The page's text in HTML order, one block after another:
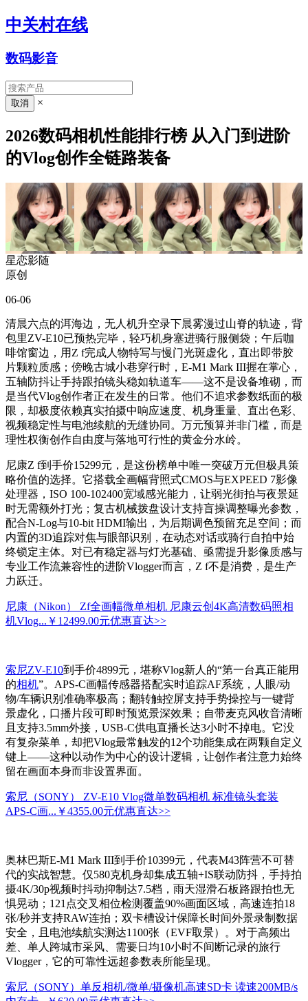
中关村在线
数码影音
×
2026数码相机性能排行榜 从入门到进阶
的Vlog创作全链路装备
星恋影随
原创
06-06
清晨六点的洱海边，无人机升空录下晨雾漫过山脊的轨迹，背
包里ZV-E10已预热完毕，轻巧机身塞进骑行服侧袋；午后咖
啡馆窗边，用Z f完成人物特写与慢门光斑虚化，直出即带胶
片颗粒质感；傍晚古城小巷穿行时，E-M1 Mark III握在掌心，
五轴防抖让手持跟拍镜头稳如轨道车——这不是设备堆砌，而
是当代Vlog创作者正在发生的日常。他们不追求参数纸面的极
限，却极度依赖真实拍摄中响应速度、机身重量、直出色彩、
视频稳定性与电池续航的无缝协同。万元预算并非门槛，而是
理性权衡创作自由度与落地可行性的黄金分水岭。
尼康Z f到手价15299元，是这份榜单中唯一突破万元但极具策
略价值的选择。它搭载全画幅背照式CMOS与EXPEED 7影像
处理器，ISO 100-102400宽域感光能力，让弱光街拍与夜景延
时无需额外打光；复古机械拨盘设计支持盲操调整曝光参数，
配合N-Log与10-bit HDMI输出，为后期调色预留充足空间；而
内置的3D追踪对焦与眼部识别，在动态对话或骑行自拍中始
终锁定主体。对已有稳定器与灯光基础、亟需提升影像质感与
专业工作流兼容性的进阶Vlogger而言，Z f不是消费，是生产
力跃迁。
尼康（Nikon） Zf全画幅微单相机 尼康云创4K高清数码照相
机Vlog... ￥12499.00元优惠直达>>
索尼ZV-E10到手价4899元，堪称Vlog新人的“第一台真正能用
的相机”。APS-C画幅传感器搭配实时追踪AF系统，人眼/动
物/车辆识别准确率极高；翻转触控屏支持手势操控与一键背
景虚化，口播片段可即时预览景深效果；自带麦克风收音清晰
且支持3.5mm外接，USB-C供电直播长达3小时不掉电。它没
有复杂菜单，却把Vlog最常触发的12个功能集成在两颗自定义
键上——这种以动作为中心的设计逻辑，让创作者注意力始终
留在画面本身而非设置界面。
索尼（SONY） ZV-E10 Vlog微单数码相机 标准镜头套装
APS-C画... ￥4355.00元优惠直达>>
奥林巴斯E-M1 Mark III到手价10399元，代表M43阵营不可替
代的实战智慧。仅580克机身却集成五轴+IS联动防抖，手持拍
摄4K/30p视频时抖动抑制达7.5档，雨天湿滑石板路跟拍也无
惧晃动；121点交叉相位检测覆盖90%画面区域，高速连拍18
张/秒并支持RAW连拍；双卡槽设计保障长时间外景录制数据
安全，且电池续航实测达1100张（EVF取景）。对于高频出
差、单人跨城市采风、需要日均10小时不间断记录的旅行
Vlogger，它的可靠性远超参数表所能呈现。
索尼（SONY）单反相机/微单/摄像机高速SD卡 读速200MB/s